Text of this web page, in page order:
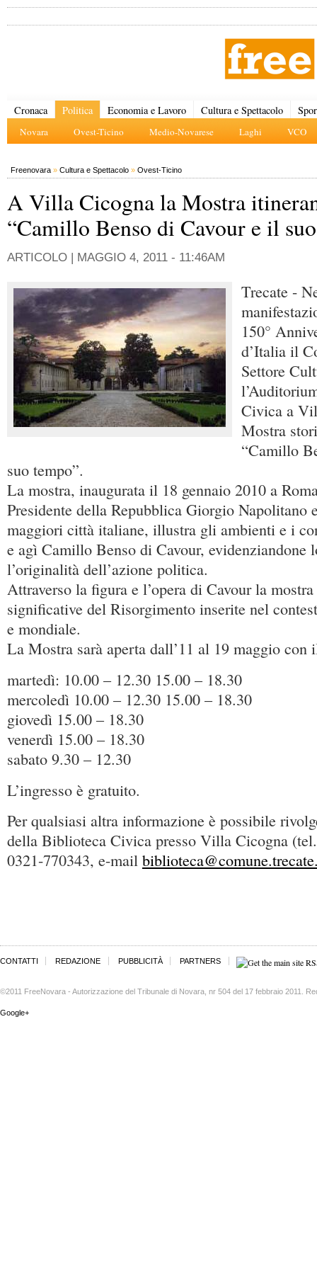
Cronaca Politica
Novara Ovest-Ticino Medio-Novarese Laghi VCO
Economia e Lavoro Cultura e Spettacolo
Freenovara » Cultura e Spettacolo » Ovest-Ticino
A Villa Cicogna la Mostra
“Camillo Benso di Cavour e il
ARTICOLO | MAGGIO 4, 2011 - 11:46AM
Trecate -
150°
d’Italia il
Settore
Civica a
Mostra
“Camillo
suo tempo”.
La mostra, inaugurata il 18 gennaio 2010 a
Presidente della Repubblica Giorgio Napolitano
maggiori città italiane, illustra gli ambienti e i
e agì Camillo Benso di Cavour, evidenziandone
l’originalità dell’azione politica.
Attraverso la figura e l’opera di Cavour la
significative del Risorgimento inserite nel
e mondiale.
La Mostra sarà aperta dall’11 al 19 maggio con
martedì: 10.00 – 12.30 15.00 – 18.30
mercoledì 10.00 – 12.30 15.00 – 18.30
giovedì 15.00 – 18.30
venerdì 15.00 – 18.30
sabato 9.30 – 12.30
L’ingresso è gratuito.
Per qualsiasi altra informazione è possibile
della Biblioteca Civica presso Villa Cicogna
0321-770343, e-mail
CONTATTI REDAZIONE PUBBLICITÀ PARTNERS
©2011 FreeNovara - Autorizzazione del Tribunale di Novara, nr 504 del 17 febbraio 2011.
Google+